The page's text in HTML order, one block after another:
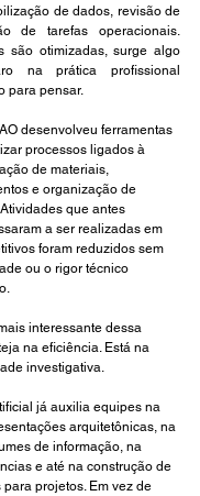
de dados, revisão de
de tarefas operacionais.
são otimizadas, surge algo
na prática profissional
para pensar.
desenvolveu ferramentas
processos ligados à
de materiais,
e organização de
que antes
a ser realizadas em
foram reduzidos sem
ou o rigor técnico
interessante dessa
na eficiência. Está na
investigativa.
já auxilia equipes na
arquitetônicas, na
de informação, na
e até na construção de
projetos. Em vez de